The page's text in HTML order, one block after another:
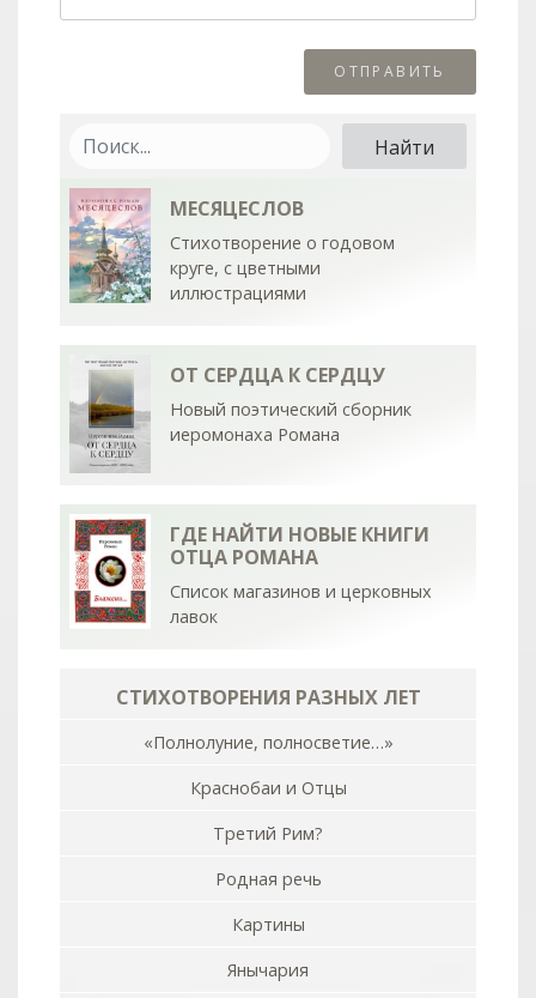
МЕСЯЦЕСЛОВ
Стихотворение о годовом
круге, с цветными
иллюстрациями
ОТ СЕРДЦА К СЕРДЦУ
Новый поэтический сборник
иеромонаха Романа
ГДЕ НАЙТИ НОВЫЕ КНИГИ
ОТЦА РОМАНА
Список магазинов и церковных
лавок
СТИХОТВОРЕНИЯ РАЗНЫХ ЛЕТ
«Полнолуние, полносветие…»
Краснобаи и Отцы
Третий Рим?
Родная речь
Картины
Янычария